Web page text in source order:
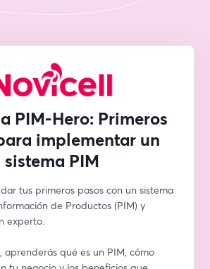
PIM-Hero: Primeros
implementar un
sistema PIM
tus primeros pasos con un sistema
de Productos (PIM) y
experto.
aprenderás qué es un PIM, cómo